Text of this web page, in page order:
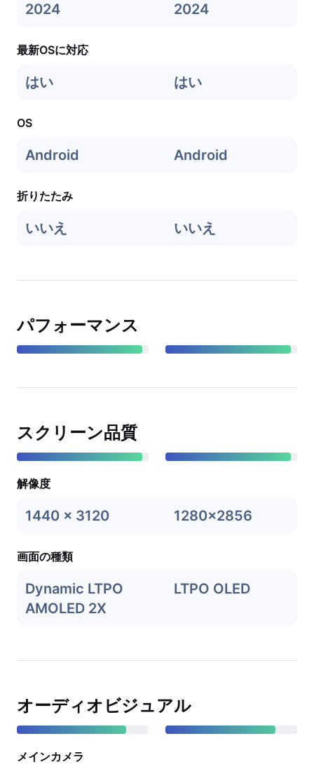
2024 2024
最新OSに対応
はい はい
OS
Android Android
折りたたみ
いいえ いいえ
パフォーマンス
スクリーン品質
解像度
1440 x 3120 1280x2856
画面の種類
Dynamic LTPO
AMOLED 2X
LTPO OLED
オーディオビジュアル
メインカメラ